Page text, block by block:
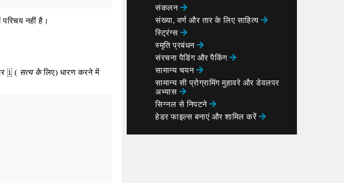
नहीं है।
1 ( सत्य केलिए) धारण करने में
संकलन
संख्या, वर्ण और तार के लिए साहित्य
स्ट्रिंग्स
स्मृति प्रबंधन
संरचना पैडिंग और पैकिंग
सामान्य चयन
सामान्य सी प्रोग्रामिंग मुहावरे और डेवलपर
अभ्यास
सिग्नल से निपटने
हेडर फाइल्स बनाएं और शामिल करें